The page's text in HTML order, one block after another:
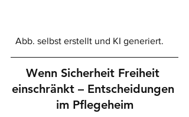
  Abb. selbst erstellt und KI generiert.
Wenn Sicherheit Freiheit
einschränkt – Entscheidungen
im Pflegeheim